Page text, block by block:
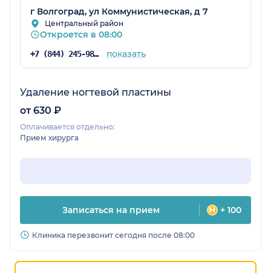
г Волгоград, ул Коммунистическая, д 7
Центральный район
Откроется в 08:00
+7 (844) 245-98-54 показать
Удаление ногтевой пластины
от 630 ₽
Оплачивается отдельно:
Прием хирурга
Записаться на прием + 100
Клиника перезвонит сегодня после 08:00